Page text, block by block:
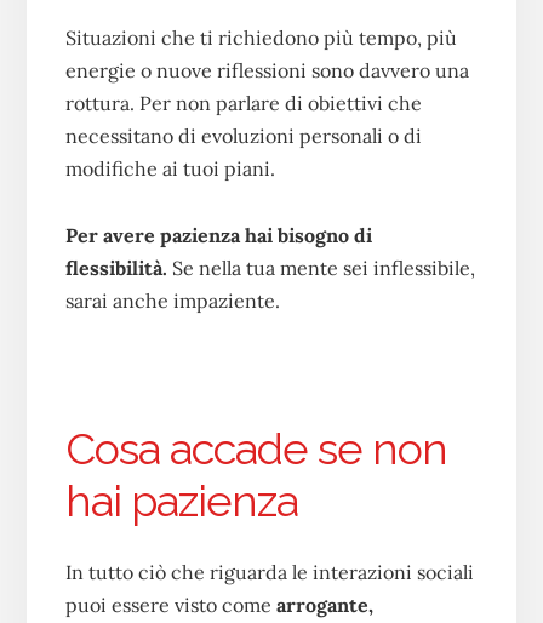
Situazioni che ti richiedono più tempo, più
energie o nuove riflessioni sono davvero una
rottura. Per non parlare di obiettivi che
necessitano di evoluzioni personali o di
modifiche ai tuoi piani.
Per avere pazienza hai bisogno di
flessibilità. Se nella tua mente sei inflessibile,
sarai anche impaziente.
Cosa accade se non
hai pazienza
In tutto ciò che riguarda le interazioni sociali
puoi essere visto come arrogante,